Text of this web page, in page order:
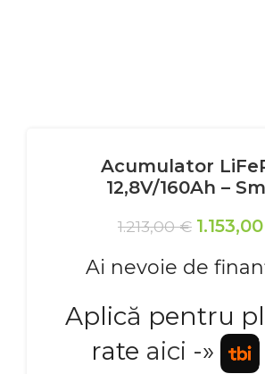
Acumulator
12,8V/160Ah –
1.213,00€ 1.153,00
Ai nevoie de
Aplică pentru
rate aici -»